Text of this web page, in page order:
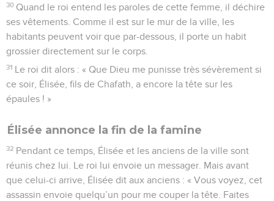
30 Quand le roi entend les paroles de cette femme, il déchire
ses vêtements. Comme il est sur le mur de la ville, les
habitants peuvent voir que par-dessous, il porte un habit
grossier directement sur le corps.
31 Le roi dit alors : « Que Dieu me punisse très sévèrement si
ce soir, Élisée, fils de Chafath, a encore la tête sur les
épaules ! »
Élisée annonce la fin de la famine
32 Pendant ce temps, Élisée et les anciens de la ville sont
réunis chez lui. Le roi lui envoie un messager. Mais avant
que celui-ci arrive, Élisée dit aux anciens : « Vous voyez, cet
assassin envoie quelqu’un pour me couper la tête. Faites